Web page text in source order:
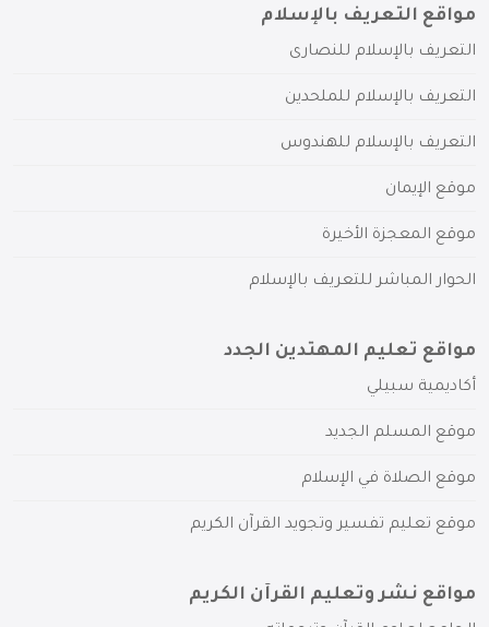
مواقع التعريف بالإسلام
التعريف بالإسلام للنصارى
التعريف بالإسلام للملحدين
التعريف بالإسلام للهندوس
موقع الإيمان
موقع المعجزة الأخيرة
الحوار المباشر للتعريف بالإسلام
مواقع تعليم المهتدين الجدد
أكاديمية سبيلي
موقع المسلم الجديد
موقع الصلاة في الإسلام
موقع تعليم تفسير وتجويد القرآن الكريم
مواقع نشر وتعليم القرآن الكريم